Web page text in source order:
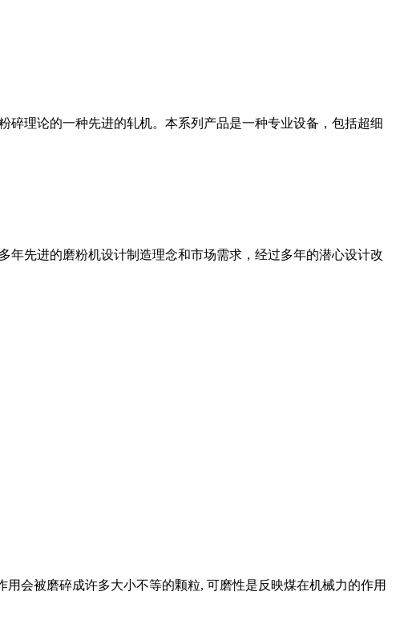
理论的一种先进的轧机。本系列产品是一种专业设备，包括超细
先进的磨粉机设计制造理念和市场需求，经过多年的潜心设计改
会被磨碎成许多大小不等的颗粒, 可磨性是反映煤在机械力的作用